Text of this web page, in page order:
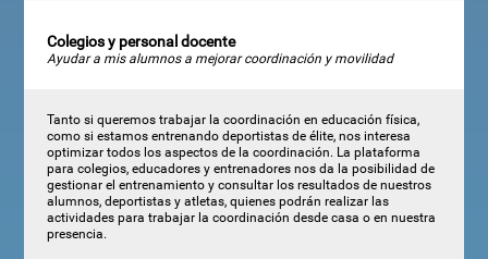
Colegios y personal docente
Ayudar a mis alumnos a mejorar coordinación y movilidad
Tanto si queremos trabajar la coordinación en educación física,
como si estamos entrenando deportistas de élite, nos interesa
optimizar todos los aspectos de la coordinación. La plataforma
para colegios, educadores y entrenadores nos da la posibilidad de
gestionar el entrenamiento y consultar los resultados de nuestros
alumnos, deportistas y atletas, quienes podrán realizar las
actividades para trabajar la coordinación desde casa o en nuestra
presencia.